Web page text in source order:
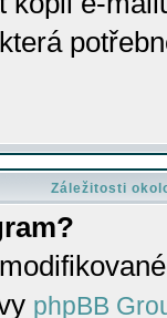
Záležitosti
phpBB